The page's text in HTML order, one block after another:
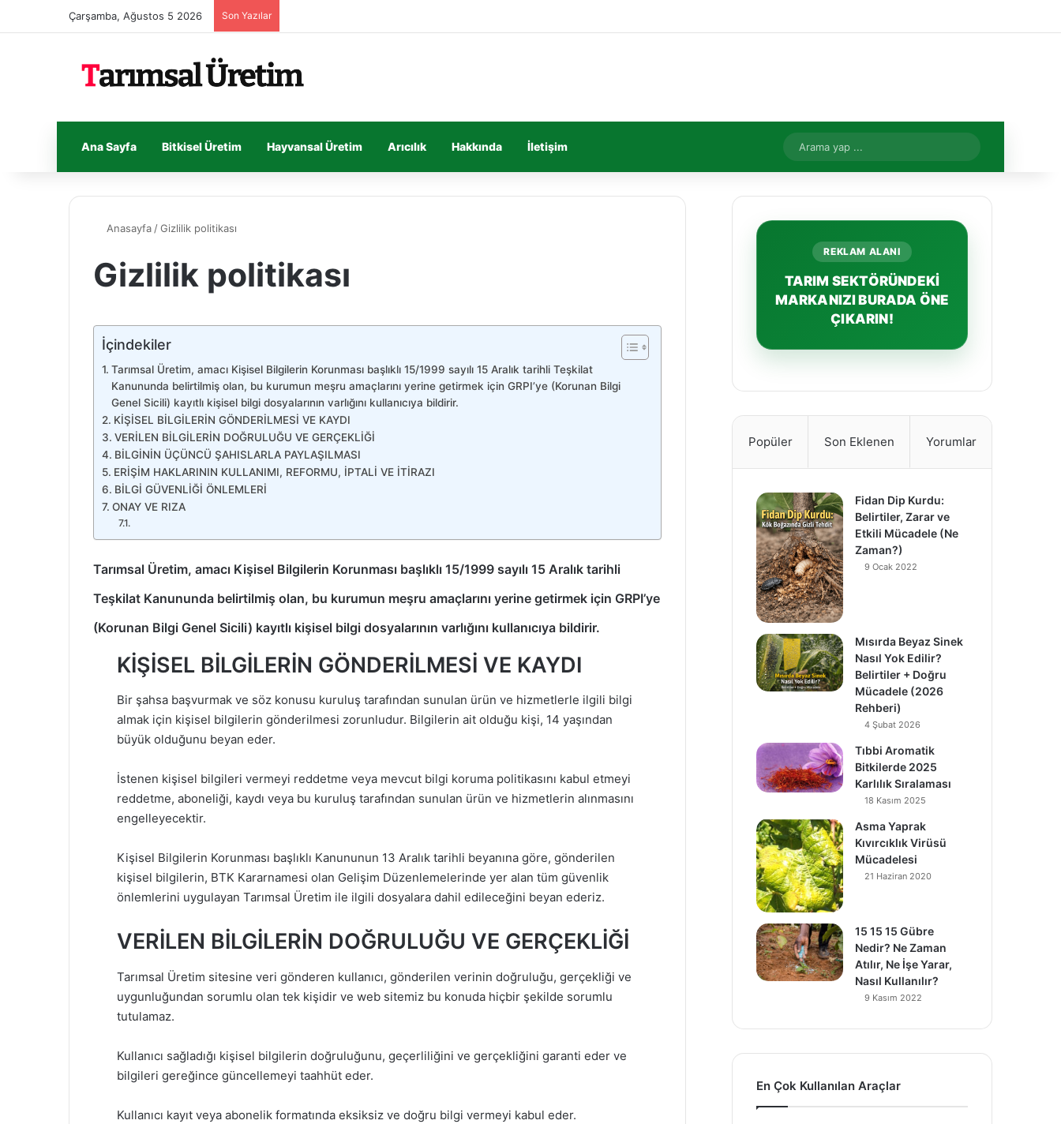
Çarşamba, Ağustos 5 2026 Son Yazılar
Ana Sayfa Bitkisel Üretim Hayvansal Üretim Arıcılık Hakkında İletişim Rastgele Makale
yap
Anasayfa /Gizlilik politikası
Gizlilik politikası
İçindekiler
Tarımsal Üretim, amacı Kişisel Bilgilerin Korunması başlıklı 15/1999 sayılı 15 Aralık tarihli Teşkilat
Kanununda belirtilmiş olan, bu kurumun meşru amaçlarını yerine getirmek için GRPI’ye (Korunan Bilgi
Genel Sicili) kayıtlı kişisel bilgi dosyalarının varlığını kullanıcıya bildirir.
KİŞİSEL BİLGİLERİN GÖNDERİLMESİ VE KAYDI
VERİLEN BİLGİLERİN DOĞRULUĞU VE GERÇEKLİĞİ
BİLGİNİN ÜÇÜNCÜ ŞAHISLARLA PAYLAŞILMASI
ERİŞİM HAKLARININ KULLANIMI, REFORMU, İPTALİ VE İTİRAZI
BİLGİ GÜVENLİĞİ ÖNLEMLERİ
ONAY VE RIZA
Tarımsal Üretim, amacı Kişisel Bilgilerin Korunması başlıklı 15/1999 sayılı 15 Aralık tarihli
Teşkilat Kanununda belirtilmiş olan, bu kurumun meşru amaçlarını yerine getirmek için GRPI’ye
(Korunan Bilgi Genel Sicili) kayıtlı kişisel bilgi dosyalarının varlığını kullanıcıya bildirir.
KİŞİSEL BİLGİLERİN GÖNDERİLMESİ VE KAYDI
Bir şahsa başvurmak ve söz konusu kuruluş tarafından sunulan ürün ve hizmetlerle ilgili bilgi
almak için kişisel bilgilerin gönderilmesi zorunludur. Bilgilerin ait olduğu kişi, 14 yaşından
büyük olduğunu beyan eder.
İstenen kişisel bilgileri vermeyi reddetme veya mevcut bilgi koruma politikasını kabul etmeyi
reddetme, aboneliği, kaydı veya bu kuruluş tarafından sunulan ürün ve hizmetlerin alınmasını
engelleyecektir.
Kişisel Bilgilerin Korunması başlıklı Kanununun 13 Aralık tarihli beyanına göre, gönderilen
kişisel bilgilerin, BTK Kararnamesi olan Gelişim Düzenlemelerinde yer alan tüm güvenlik
önlemlerini uygulayan Tarımsal Üretim ile ilgili dosyalara dahil edileceğini beyan ederiz.
VERİLEN BİLGİLERİN DOĞRULUĞU VE GERÇEKLİĞİ
Tarımsal Üretim sitesine veri gönderen kullanıcı, gönderilen verinin doğruluğu, gerçekliği ve
uygunluğundan sorumlu olan tek kişidir ve web sitemiz bu konuda hiçbir şekilde sorumlu
tutulamaz.
Kullanıcı sağladığı kişisel bilgilerin doğruluğunu, geçerliliğini ve gerçekliğini garanti eder ve
bilgileri gereğince güncellemeyi taahhüt eder.
Kullanıcı kayıt veya abonelik formatında eksiksiz ve doğru bilgi vermeyi kabul eder.
REKLAM ALANI
TARIM SEKTÖRÜNDEKİ
MARKANIZI BURADA ÖNE
ÇIKARIN!
Popüler Son Eklenen Yorumlar
Fidan Dip Kurdu:
Belirtiler, Zarar ve
Etkili Mücadele (Ne
Zaman?)
9 Ocak 2022
Mısırda Beyaz Sinek
Nasıl Yok Edilir?
Belirtiler + Doğru
Mücadele (2026
Rehberi)
4 Şubat 2026
Tıbbi Aromatik
Bitkilerde 2025
Karlılık Sıralaması
18 Kasım 2025
Asma Yaprak
Kıvırcıklık Virüsü
Mücadelesi
21 Haziran 2020
15 15 15 Gübre
Nedir? Ne Zaman
Atılır, Ne İşe Yarar,
Nasıl Kullanılır?
9 Kasım 2022
En Çok Kullanılan Araçlar